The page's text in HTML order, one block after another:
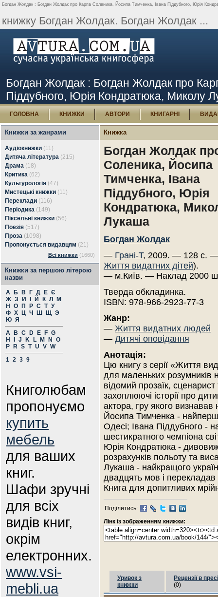
Богдан Жолдак : Богдан Жолдак про Карпа Соленика, Йосипа Тимченка, Івана Піддубного, Юрія
книжку Богдан Жолдак. Богдан Жолдак ...
Богдан Жолдак : Богдан Жолдак про
Піддубного, Юрія Кондратюка, Миколу
ГОЛОВНА КНИЖКИ АВТОРИ КНИГАРНІ
Книжки за жанрами
Аудіокнижки (11)
Дитяча література (215)
Драма (18)
Критика (62)
Культурологія (47)
Мистецькі книжки (11)
Переклади (116)
Періодика (149)
Піксельні книжки (56)
Поезія (517)
Проза (1098)
Пропонується видавцям (21)
Всі книжки (1660)
Книжки за першою літерою
назви
А Б В Г Д Е Є
Ж З И Й К Л
М
Н
О П Р С Т У
Ф Х Ц Ч Ш Щ Э
Ю Я
A
B C D E F G
H
J K L M N
O
P
R S T U V W
1 2 3 9
Книголюбам
пропонуємо
купить
мебель
для ваших
книг.
Шафи зручні
для всіх
видів книг,
окрім
електронних.
www.vsi-
mebli.ua
Книжка
Богдан Жолдак
Соленика, Йосипа
Тимченка, Івана
Піддубного, Юрія
Кондратюка,
Лукаша
Богдан Жолдак
— Грані-Т, 2009. — 128 с. —
Життя видатних дітей).
— м.Київ. — Наклад 2000
Тверда обкладинка.
ISBN: 978-966-2923-77-3
Жанр:
— Життя видатних людей
— Дитячі оповідання
Анотація:
Цю книгу з серії «Життя
для маленьких розумників
відомий прозаїк,
захоплюючі історії про
актора, гру якого
Йосипа Тимченка -
Одесі; Івана Піддубного -
шестикратного чемпіона
Юрія Кондратюка -
розрахунків польоту та
Лукаша - найкращого
двадцять мов і перекладав
Книга для допитливих
Поділитись:
Лінк із зображенням книжки:
Уривок з
книжки
Рецензії в пресі
(0)